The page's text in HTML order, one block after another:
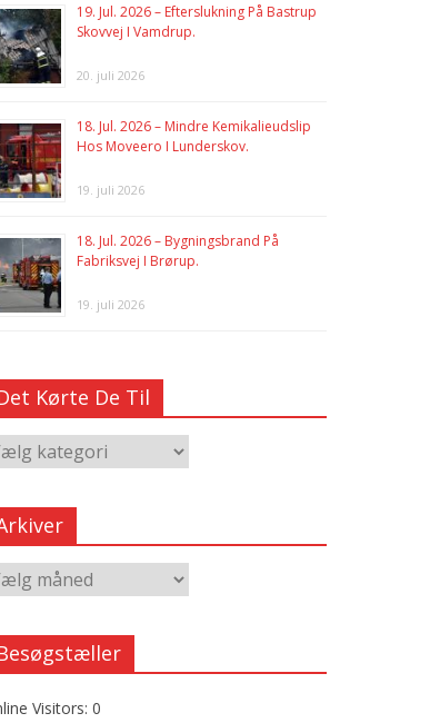
19. Jul. 2026 – Efterslukning På Bastrup
Skovvej I Vamdrup.
20. juli 2026
18. Jul. 2026 – Mindre Kemikalieudslip
Hos Moveero I Lunderskov.
19. juli 2026
18. Jul. 2026 – Bygningsbrand På
Fabriksvej I Brørup.
19. juli 2026
Kørte De Til
Visitors: 0